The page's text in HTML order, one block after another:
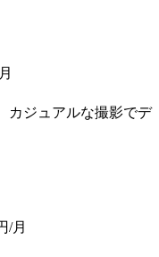
カジュアルな撮影でデ
/月